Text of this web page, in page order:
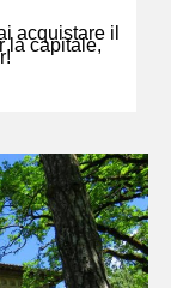
acquistare il
la capitale,